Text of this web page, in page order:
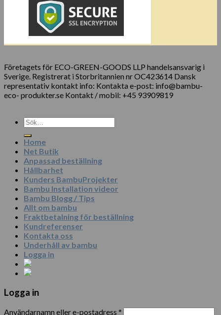
Företagets för ECO-GREEN-GOODS LLP handelsansvarig i
Sverige. Registrerat i Storbritannien nr OC423614 Dansk
representativ kontakt info: Kontakta e-post: info@bambu-
eco- produkter.se Kontakt / mobil: +45 93909819
Sök
efter:
Home
Net Butik
Anpassad beställning
Hållbarhet
Kunders BambuProjekter
Bambu Installation videor
Bambu Blogg / Tips
Allt om bambu
Fraktbetalning för beställning
Kundreferenser
Kontakta oss
Underhåll av bambu
Logga in
Logga in
Användarnamn eller e-postadress *